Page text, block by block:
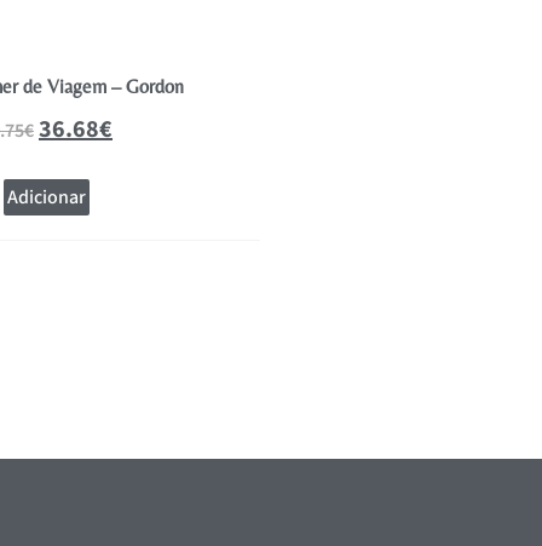
de Viagem – Gordon
€36.68€
Adicionar